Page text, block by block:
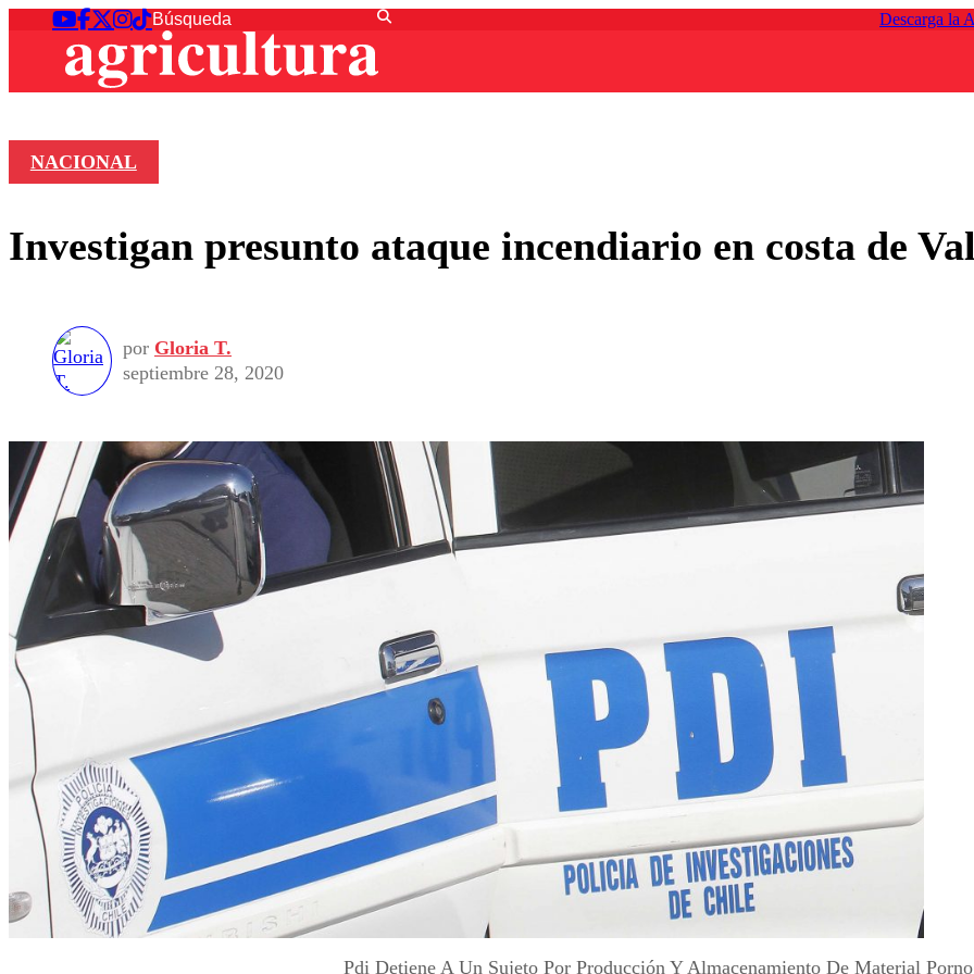
Descarga la
NACIONAL
Investigan presunto ataque incendiario en costa de
por Gloria T.
septiembre 28, 2020
Pdi Detiene A Un Sujeto Por Producción Y Almacenamiento De Material